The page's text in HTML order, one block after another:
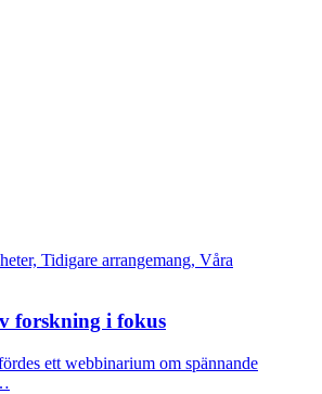
Tidigare arrangemang, Våra
forskning i fokus
ett webbinarium om spännande